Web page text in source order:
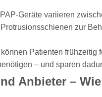
Geräte variieren
zur
Patienten
– und sparen
Anbieter –